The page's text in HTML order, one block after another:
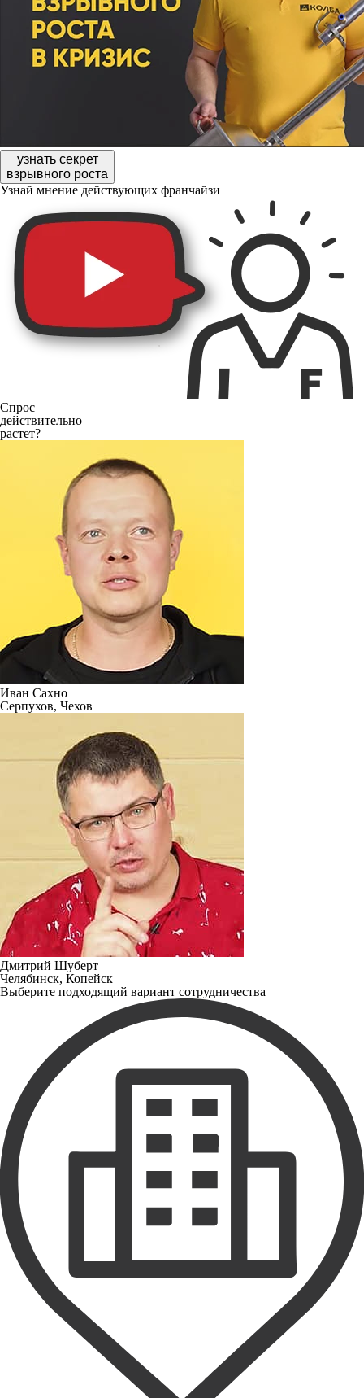
узнать секрет
взрывного роста
Узнай мнение действующих франчайзи
Спрос
действительно
растет?
Иван Сахно
Серпухов, Чехов
Дмитрий Шуберт
Челябинск, Копейск
Выберите подходящий вариант сотрудничества